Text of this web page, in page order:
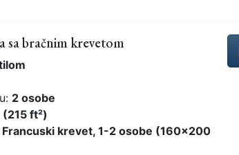
sa bračnim krevetom
2 osobe
(215 ft²)
Francuski krevet, 1-2 osobe (160x200